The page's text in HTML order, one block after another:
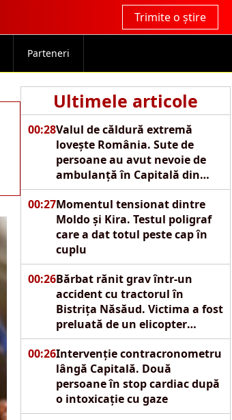
Trimite o știre
Parteneri
Ultimele articole
00:28Valul de căldură extremă
lovește România. Sute de
persoane au avut nevoie de
ambulanță în Capitală din
cauza caniculei
00:27Momentul tensionat dintre
Moldo și Kira. Testul poligraf
care a dat totul peste cap în
cuplu
00:26Bărbat rănit grav într-un
accident cu tractorul în
Bistrița Năsăud. Victima a fost
preluată de un elicopter
SMURD
00:26Intervenție contracronometru
lângă Capitală. Două
persoane în stop cardiac după
o intoxicație cu gaze